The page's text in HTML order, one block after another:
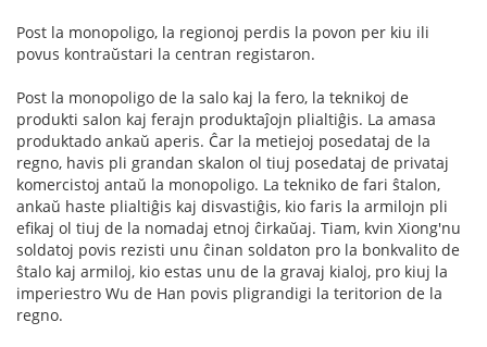
Post la monopoligo, la regionoj perdis la povon per kiu ili
povus kontraŭstari la centran registaron.
Post la monopoligo de la salo kaj la fero, la teknikoj de
produkti salon kaj ferajn produktaĵojn plialtiĝis. La amasa
produktado ankaŭ aperis. Ĉar la metiejoj posedataj de la
regno, havis pli grandan skalon ol tiuj posedataj de privataj
komercistoj antaŭ la monopoligo. La tekniko de fari ŝtalon,
ankaŭ haste plialtiĝis kaj disvastiĝis, kio faris la armilojn pli
efikaj ol tiuj de la nomadaj etnoj ĉirkaŭaj. Tiam, kvin Xiong'nu
soldatoj povis rezisti unu ĉinan soldaton pro la bonkvalito de
ŝtalo kaj armiloj, kio estas unu de la gravaj kialoj, pro kiuj la
imperiestro Wu de Han povis pligrandigi la teritorion de la
regno.